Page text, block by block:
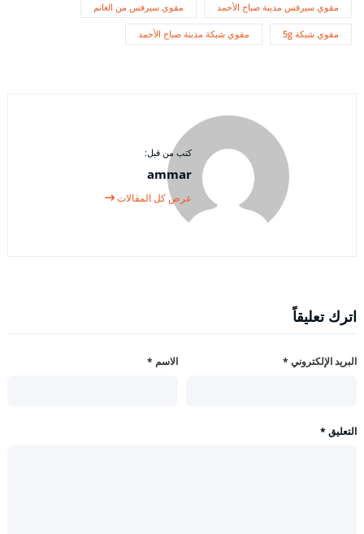
مقوي سيرفس مدينة صباح الأحمد مقوي سيرفس من الغانم
مقوي شبكة 5g مقوي شبكة مدينة صباح الأحمد
كتب من قبل:
ammar
عرض كل المقالات
اترك تعليقاً
الاسم * البريد الإلكتروني *
التعليق *